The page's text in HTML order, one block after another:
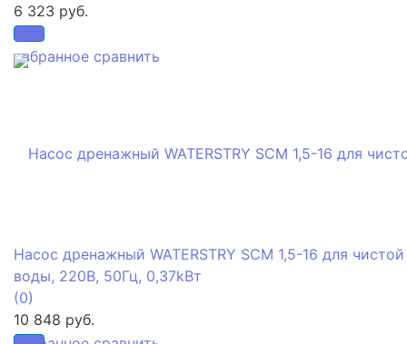
избранное сравнить
6 323 руб.
Насос дренажный WATERSTRY SCM 1,5-16 для чистой
воды, 220В, 50Гц, 0,37kВт
(0)
10 848 руб.